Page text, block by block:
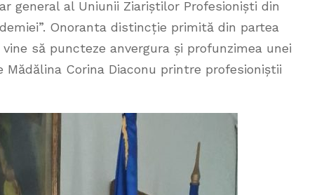
general al Uniunii Ziariștilor Profesioniști din
Onoranta distincție primită din partea
să puncteze anvergura și profunzimea unei
Corina Diaconu printre profesioniștii